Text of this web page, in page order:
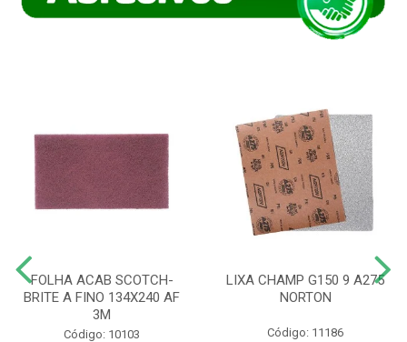
FOLHA ACAB SCOTCH-
BRITE A FINO 134X240 AF
3M
Código: 10103
LIXA CHAMP G150 9 A275
NORTON
Código: 11186